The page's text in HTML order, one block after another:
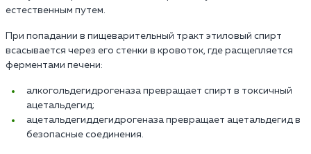
естественным путем.
При попадании в пищеварительный тракт этиловый спирт
всасывается через его стенки в кровоток, где расщепляется
ферментами печени:
алкогольдегидрогеназа превращает спирт в токсичный
ацетальдегид;
ацетальдегиддегидрогеназа превращает ацетальдегид в
безопасные соединения.